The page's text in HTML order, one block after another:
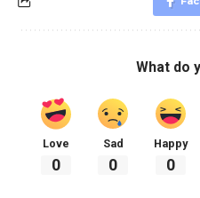
What do
Love
0
Sad
0
Happy
0